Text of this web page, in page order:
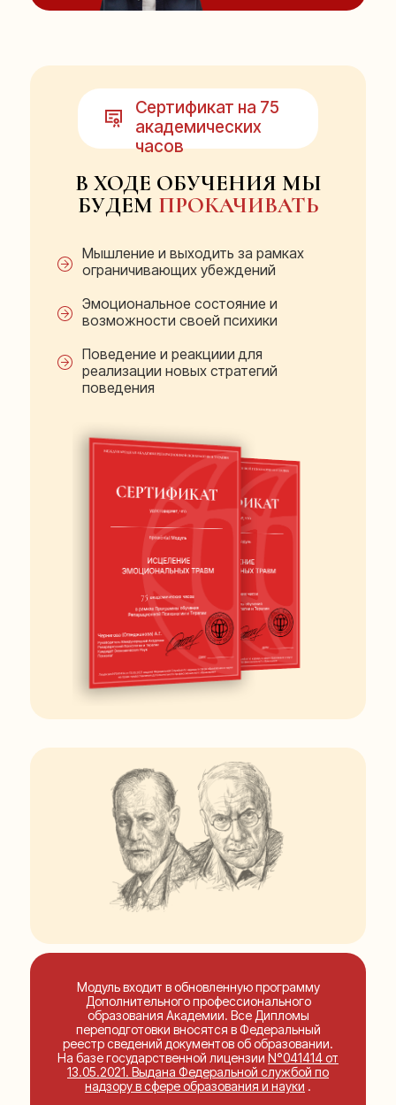
В ХОДЕ ОБУЧЕНИЯ МЫ
БУДЕМ ПРОКАЧИВАТЬ
Сертификат на 75
академических
часов
Мышление и выходить за рамках
ограничивающих убеждений
Эмоциональное состояние и
возможности своей психики
Поведение и реакциии для
реализации новых стратегий
поведения
Модуль входит в обновленную программу
Дополнительного профессионального
образования Академии. Все Дипломы
переподготовки вносятся в Федеральный
реестр сведений документов об образовании.
На базе государственной лицензии N°041414 от
13.05.2021. Выдана Федеральной службой по
надзору в сфере образования и науки .